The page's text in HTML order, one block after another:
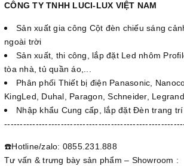
CÔNG TY TNHH LUCI-LUX VIỆT NAM
Sản xuất gia công Cột đèn chiếu sáng
ngoài trời
Sản xuất, thi công, lắp đặt Led nhôm
tòa nhà, tủ quần áo,...
Phân phối Thiết bị điện Panasonic,
KingLed, Duhal, Paragon, Schneider,
Nhập khẩu Cung cấp, lắp đặt Đèn trang
☎️Hotline/zalo: 0855.231.888
Tư vấn & trưng bày sản phẩm – Showroom :